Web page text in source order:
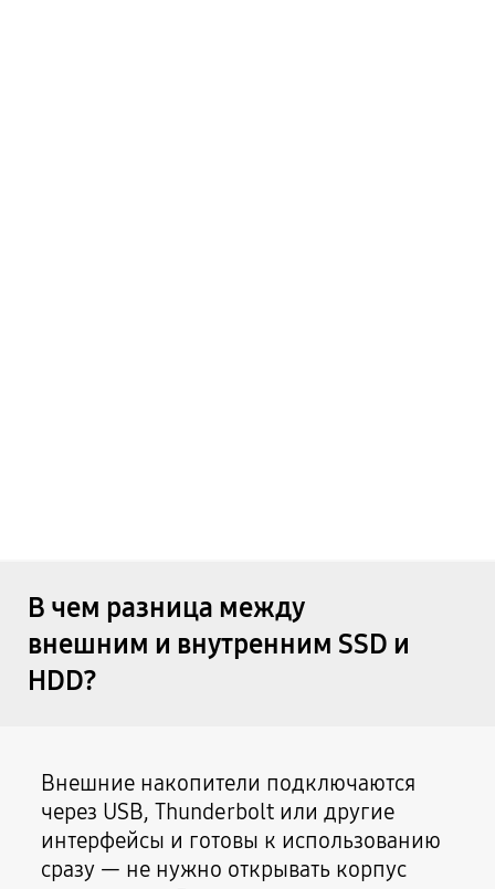
В чем разница между
внешним и внутренним SSD и
HDD?
Внешние накопители подключаются
через USB, Thunderbolt или другие
интерфейсы и готовы к использованию
сразу — не нужно открывать корпус